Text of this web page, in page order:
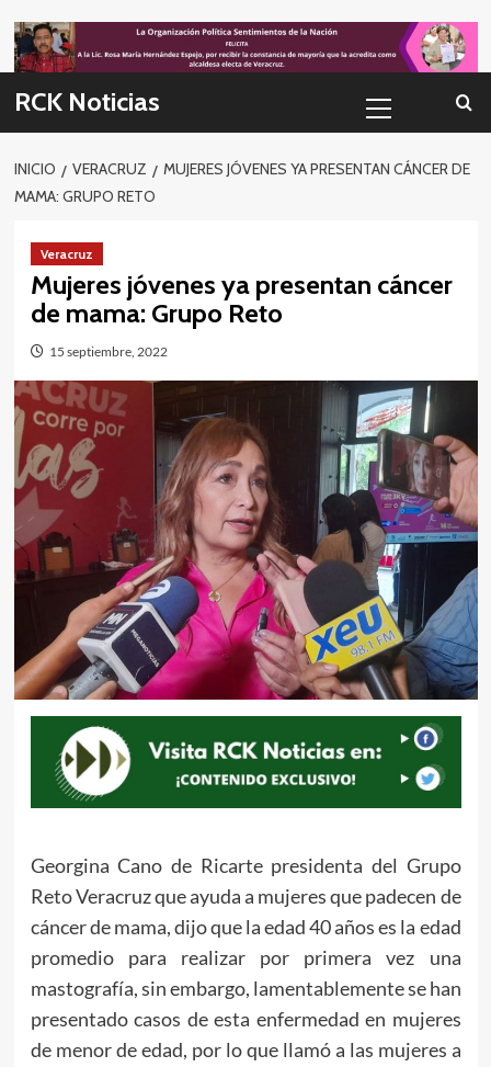
to
content
RCK Noticias
primario
INICIO VERACRUZ
MUJERES JÓVENES YA PRESENTAN CÁNCER DE
MAMA: GRUPO RETO
Veracruz
Mujeres jóvenes ya presentan cáncer
de mama: Grupo Reto
15 septiembre, 2022
Georgina Cano de Ricarte presidenta del Grupo
Reto Veracruz que ayuda a mujeres que padecen de
cáncer de mama, dijo que la edad 40 años es la edad
promedio para realizar por primera vez una
mastografía, sin embargo, lamentablemente se han
presentado casos de esta enfermedad en mujeres
de menor de edad, por lo que llamó a las mujeres a